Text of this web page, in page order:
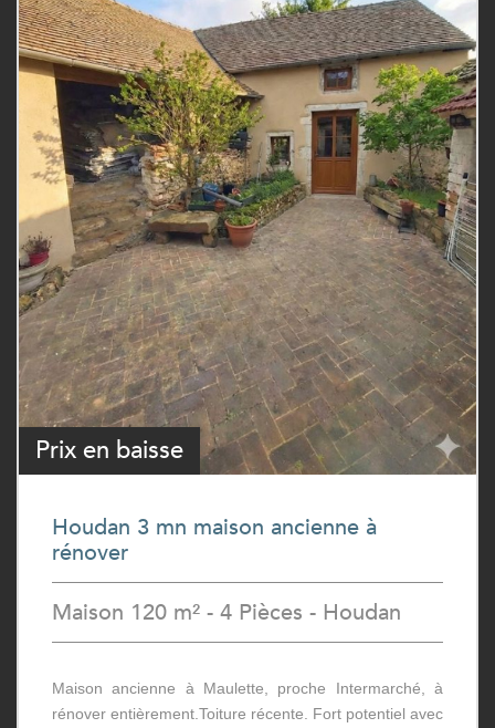
Prix en baisse
Houdan 3 mn maison ancienne à
rénover
Maison 120 m² - 4 Pièces - Houdan
Maison ancienne à Maulette, proche Intermarché, à
rénover entièrement.Toiture récente. Fort potentiel avec